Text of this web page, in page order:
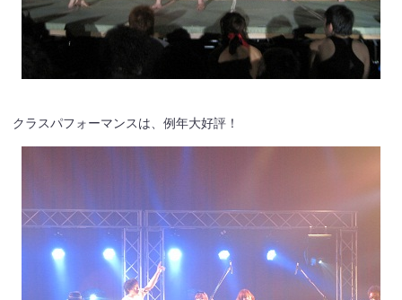
クラスパフォーマンスは、例年大好評！